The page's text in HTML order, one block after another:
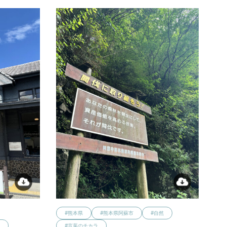
#熊本県 #熊本県阿蘇市
#自然
#言葉のチカラ